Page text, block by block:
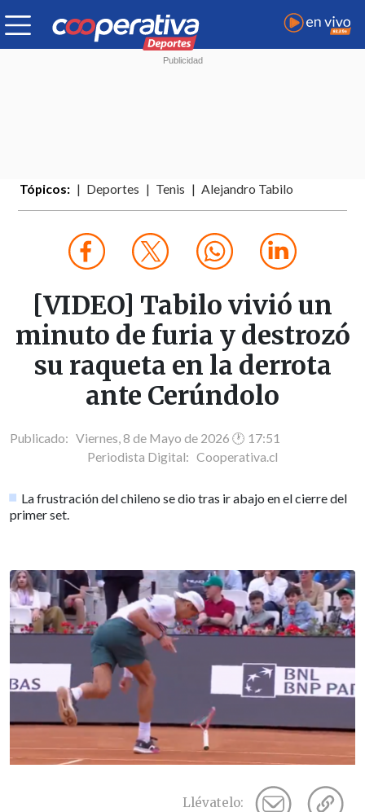
Tópicos: Deportes Tenis Alejandro Tabilo
[VIDEO] Tabilo vivió un
minuto de furia y destrozó
su raqueta en la derrota
ante Cerúndolo
Publicado: Viernes, 8 de Mayo de 2026 🕐 17:51
Periodista Digital: Cooperativa.cl
La frustración del chileno se dio tras ir abajo en el cierre del
primer set.
Llévatelo: